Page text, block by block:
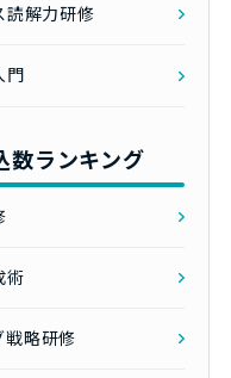
読解力研修
門
数ランキング
術
略研修